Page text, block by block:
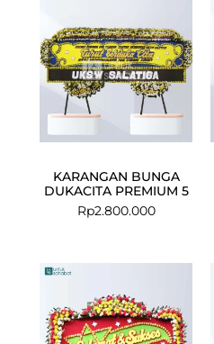
KARANGAN BUNGA
DUKACITA PREMIUM 5
Rp2.800.000